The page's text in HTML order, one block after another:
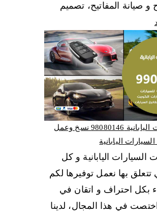
و صيانة المفاتيح، تصميم
مفاتيح السيارات اليابانية 98080146‬ نسخ وعمل
اليابانية
السيارات اليابانية و كل
تتعلق بها نعمل توفيرها لكم
بكل احتراف و اتقان في
في هذا المجال، لدينا